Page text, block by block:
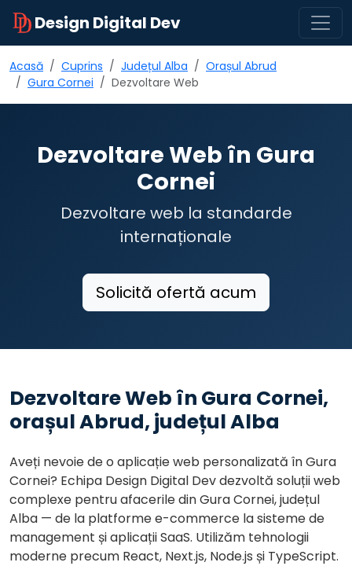
Design Digital Dev
Acasă Cuprins Județul Alba
Orașul Abrud
Gura Cornei
Dezvoltare Web
Dezvoltare Web în Gura
Cornei
Dezvoltare web la standarde
internaționale
Solicită ofertă acum
Dezvoltare Web în Gura Cornei,
orașul Abrud, județul Alba
Aveți nevoie de o aplicație web personalizată în Gura
Cornei? Echipa Design Digital Dev dezvoltă soluții web
complexe pentru afacerile din Gura Cornei, județul
Alba — de la platforme e-commerce la sisteme de
management și aplicații SaaS. Utilizăm tehnologii
moderne precum React, Next.js, Node.js și TypeScript.